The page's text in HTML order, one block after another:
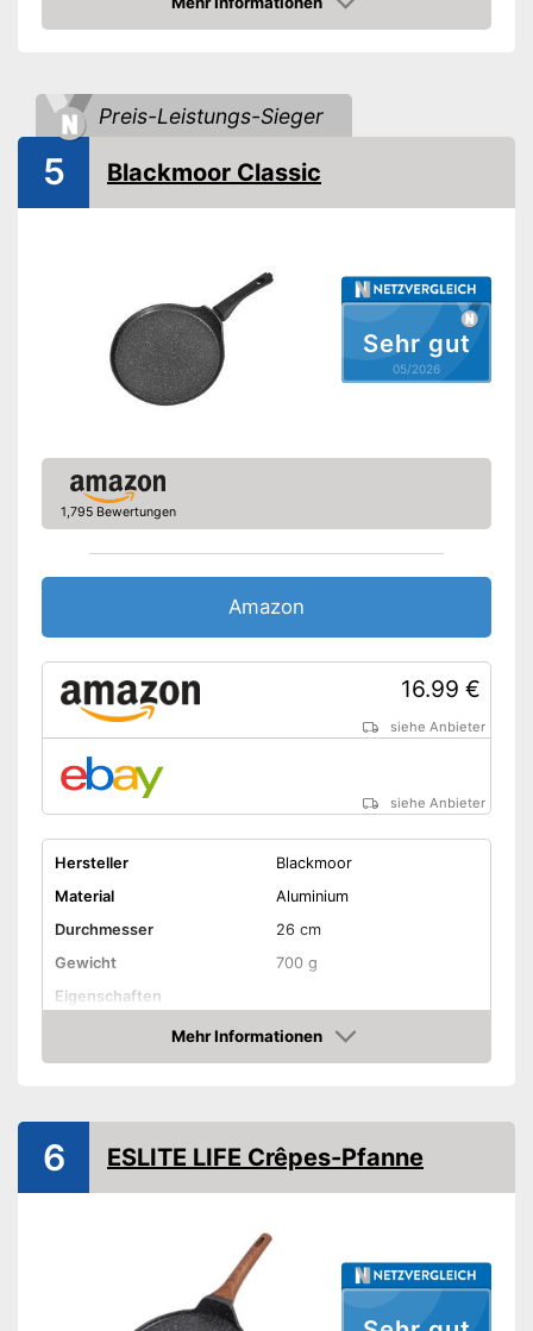
Für Elektroherd geeignet
Für Glaskeramikherd
geeignet
Induktionsherd
Ohne PFOA
Spülmaschinengeeignet
Amazon Lieferzeit
Amazon
Preis-Leistungs-Sieger
Sehr gut
05/2026
5 Blackmoor Classic
1,795 Bewertungen
Amazon
16.99 €
siehe Anbieter
siehe Anbieter
Hersteller
Blackmoor
Material
Aluminium
Durchmesser
26 cm
Gewicht
700 g
Eigenschaften
Für Elektroherd geeignet
geeignet
Griff abnehmbar
Mehr Informationen
Amazon
6 ESLITE LIFE Crêpes-Pfanne